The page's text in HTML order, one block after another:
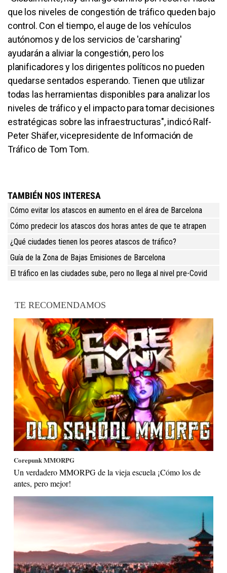
que los niveles de congestión de tráfico queden bajo
control. Con el tiempo, el auge de los vehículos
autónomos y de los servicios de 'carsharing'
ayudarán a aliviar la congestión, pero los
planificadores y los dirigentes políticos no pueden
quedarse sentados esperando. Tienen que utilizar
todas las herramientas disponibles para analizar los
niveles de tráfico y el impacto para tomar decisiones
estratégicas sobre las infraestructuras", indicó Ralf-
Peter Shäfer, vicepresidente de Información de
Tráfico de Tom Tom.
TAMBIÉN NOS INTERESA
Cómo evitar los atascos en aumento en el área de Barcelona
Cómo predecir los atascos dos horas antes de que te atrapen
¿Qué ciudades tienen los peores atascos de tráfico?
Guía de la Zona de Bajas Emisiones de Barcelona
El tráfico en las ciudades sube, pero no llega al nivel pre-Covid
TE RECOMENDAMOS
Corepunk MMORPG
Un verdadero MMORPG de la vieja escuela ¡Cómo los de
antes, pero mejor!